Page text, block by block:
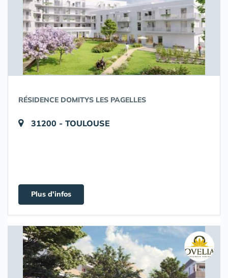
RÉSIDENCE DOMITYS LES PAGELLES
31200 - TOULOUSE
Plus d'infos